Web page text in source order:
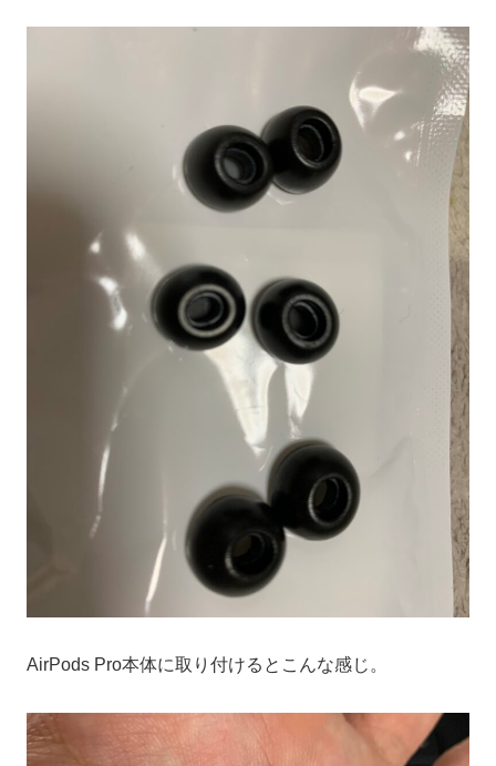
AirPods Pro本体に取り付けるとこんな感じ。